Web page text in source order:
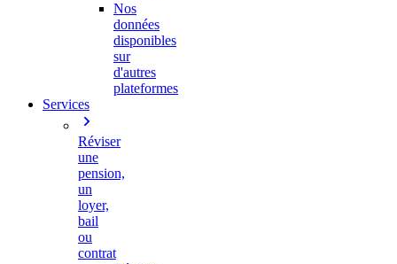
Nos
données
disponibles
sur
d'autres
plateformes
Services
Réviser
une
pension,
un
loyer,
bail
ou
contrat